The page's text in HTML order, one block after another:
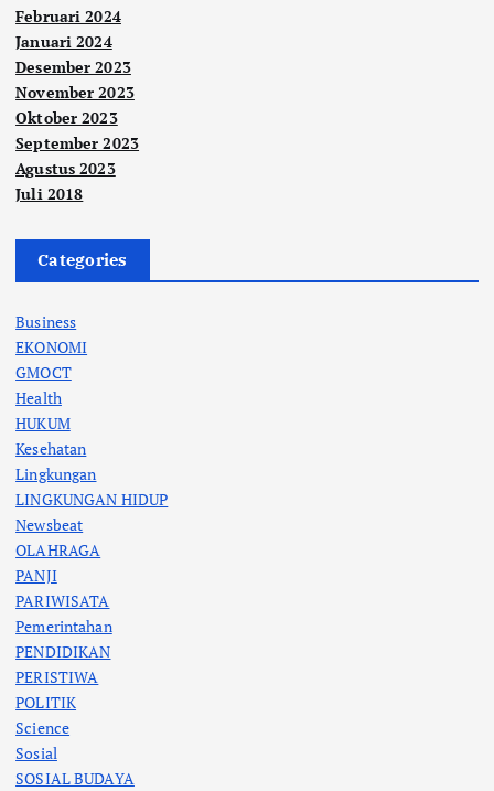
Februari 2024
Januari 2024
Desember 2023
November 2023
Oktober 2023
September 2023
Agustus 2023
Juli 2018
Categories
Business
EKONOMI
GMOCT
Health
HUKUM
Kesehatan
Lingkungan
LINGKUNGAN HIDUP
Newsbeat
OLAHRAGA
PANJI
PARIWISATA
Pemerintahan
PENDIDIKAN
PERISTIWA
POLITIK
Science
Sosial
SOSIAL BUDAYA